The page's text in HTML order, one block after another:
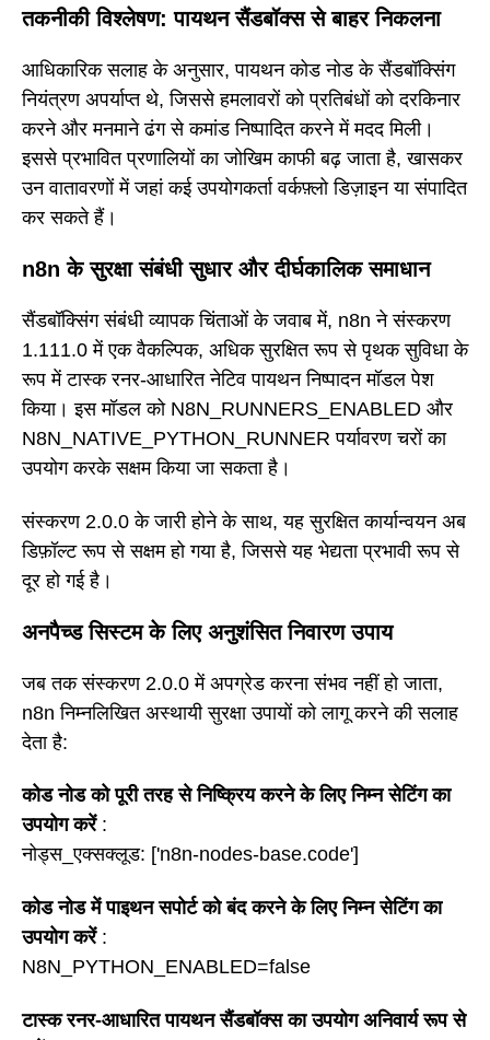
तकनीकी विश्लेषण: पायथन सैंडबॉक्स से बाहर निकलना
आधिकारिक सलाह के अनुसार, पायथन कोड नोड के सैंडबॉक्सिंग
नियंत्रण अपर्याप्त थे, जिससे हमलावरों को प्रतिबंधों को दरकिनार
करने और मनमाने ढंग से कमांड निष्पादित करने में मदद मिली।
इससे प्रभावित प्रणालियों का जोखिम काफी बढ़ जाता है, खासकर
उन वातावरणों में जहां कई उपयोगकर्ता वर्कफ़्लो डिज़ाइन या संपादित
कर सकते हैं।
n8n के सुरक्षा संबंधी सुधार और दीर्घकालिक समाधान
सैंडबॉक्सिंग संबंधी व्यापक चिंताओं के जवाब में, n8n ने संस्करण
1.111.0 में एक वैकल्पिक, अधिक सुरक्षित रूप से पृथक सुविधा के
रूप में टास्क रनर-आधारित नेटिव पायथन निष्पादन मॉडल पेश
किया। इस मॉडल को N8N_RUNNERS_ENABLED और
N8N_NATIVE_PYTHON_RUNNER पर्यावरण चरों का
उपयोग करके सक्षम किया जा सकता है।
संस्करण 2.0.0 के जारी होने के साथ, यह सुरक्षित कार्यान्वयन अब
डिफ़ॉल्ट रूप से सक्षम हो गया है, जिससे यह भेद्यता प्रभावी रूप से
दूर हो गई है।
अनपैच्ड सिस्टम के लिए अनुशंसित निवारण उपाय
जब तक संस्करण 2.0.0 में अपग्रेड करना संभव नहीं हो जाता,
n8n निम्नलिखित अस्थायी सुरक्षा उपायों को लागू करने की सलाह
देता है:
कोड नोड को पूरी तरह से निष्क्रिय करने के लिए निम्न सेटिंग का
उपयोग करें:
नोड्स_एक्सक्लूड: ['n8n-nodes-base.code']
कोड नोड में पाइथन सपोर्ट को बंद करने के लिए निम्न सेटिंग का
उपयोग करें:
N8N_PYTHON_ENABLED=false
टास्क रनर-आधारित पायथन सैंडबॉक्स का उपयोग अनिवार्य रूप से